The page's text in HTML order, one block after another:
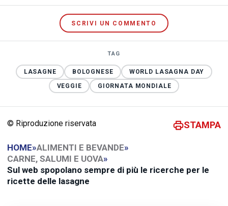
SCRIVI UN COMMENTO
TAG
LASAGNE BOLOGNESE
WORLD LASAGNA DAY
VEGGIE
GIORNATA MONDIALE
© Riproduzione riservata STAMPA
HOME»ALIMENTI E BEVANDE»
CARNE, SALUMI E UOVA»
Sul web spopolano sempre di più le ricerche per le
ricette delle lasagne